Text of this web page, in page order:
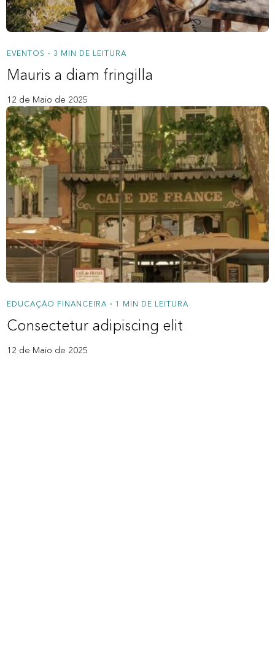
EVENTOS • 3 MIN DE LEITURA
Mauris a diam fringilla
12 de Maio de 2025
EDUCAÇÃO FINANCEIRA • 1 MIN DE LEITURA
Consectetur adipiscing elit
12 de Maio de 2025